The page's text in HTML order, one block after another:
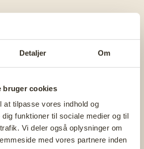
Detaljer Om
bruger cookies
at tilpasse vores indhold og
funktioner til sociale medier og til
Vi deler også oplysninger om
med vores partnere inden
fortæller om dine rettigheder i de
din praktikinstitution
A-kasse
ind i enten BUPL's eller
A-kasse, senest et år før du bliver